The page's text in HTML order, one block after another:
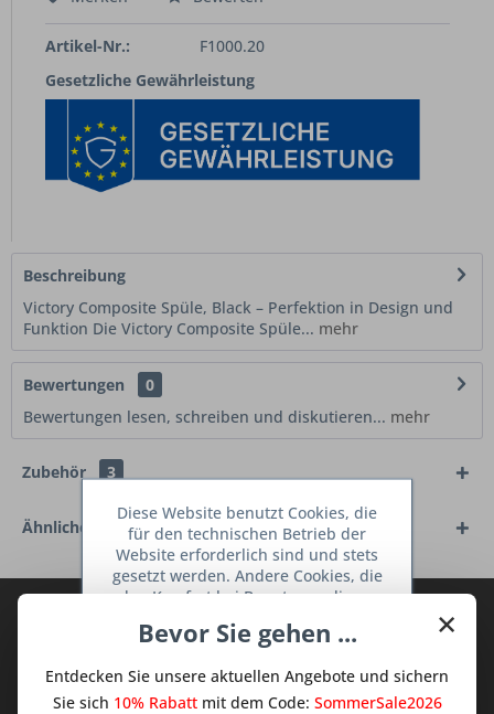
Artikel-Nr.:
F1000.20
Gesetzliche Gewährleistung
Beschreibung
Victory Composite Spüle, Black – Perfektion in Design und
Funktion Die Victory Composite Spüle... mehr
Bewertungen
0
Bewertungen lesen, schreiben und diskutieren... mehr
Zubehör 3
Ähnliche Artikel
TraumKüche Newsletter und verpassen
Sie keine Neuigkeit oder Aktion mehr aus
dem Traum Küchen - Shop.
×
Bevor Sie gehen ...
Entdecken Sie unsere aktuellen Angebote und sichern
Sie sich 10% Rabattmit dem Code: SommerSale2026
Diese Website benutzt Cookies, die
für den technischen Betrieb der
Website erforderlich sind und stets
gesetzt werden. Andere Cookies, die
den Komfort bei Benutzung dieser
dienen oder die Interaktion mit
Netzwerken vereinfachen sollen,
werden nur mit Ihrer Zustimmung